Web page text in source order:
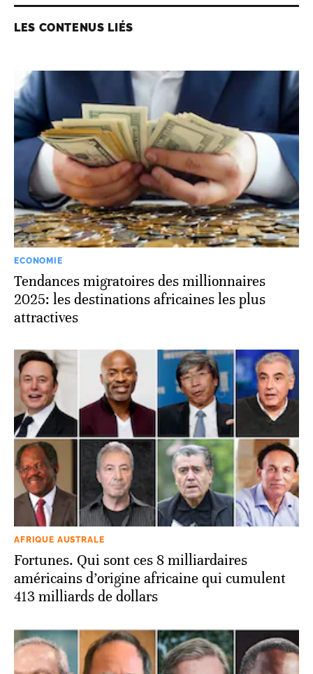
LES CONTENUS LIÉS
ECONOMIE
Tendances migratoires des millionnaires
2025: les destinations africaines les plus
attractives
AFRIQUE AUSTRALE
Fortunes. Qui sont ces 8 milliardaires
américains d’origine africaine qui cumulent
413 milliards de dollars